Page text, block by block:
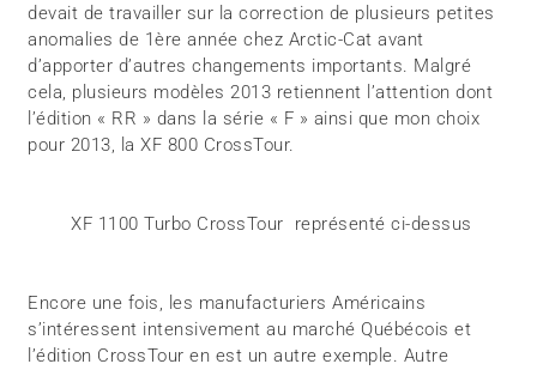
devait de travailler sur la correction de plusieurs petites
anomalies de 1ère année chez Arctic-Cat avant
d’apporter d’autres changements importants. Malgré
cela, plusieurs modèles 2013 retiennent l’attention dont
l’édition « RR » dans la série « F » ainsi que mon choix
pour 2013, la XF 800 CrossTour.
XF 1100 Turbo CrossTour représenté ci-dessus
Encore une fois, les manufacturiers Américains
s’intéressent intensivement au marché Québécois et
l’édition CrossTour en est un autre exemple. Autre